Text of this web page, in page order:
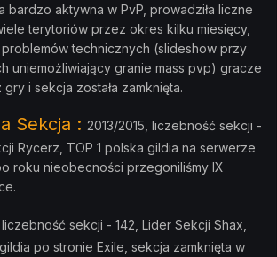
bardzo aktywna w PvP, prowadziła liczne
terytoriów przez okres kilku miesięcy,
technicznych (slideshow przy
uniemożliwiający granie mass pvp) gracze
i sekcja została zamknięta.
Sekcja : 2013/2015 , liczebność sekcji -
Rycerz, TOP 1 polska gildia na serwerze
roku nieobecności przegoniliśmy IX
liczebność sekcji - 142, Lider Sekcji Shax,
po stronie Exile, sekcja zamknięta w